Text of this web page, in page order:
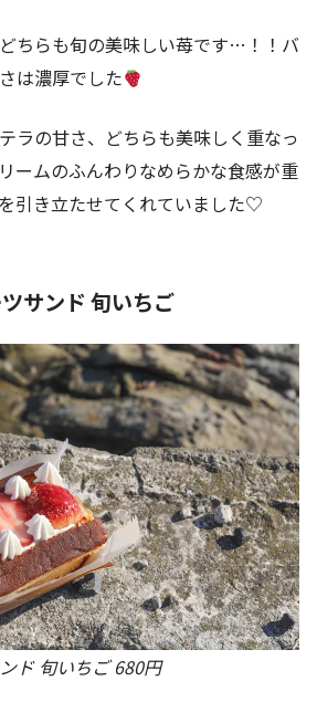
ちらも旬の美味しい苺です…！！バ
は濃厚でした
ラの甘さ、どちらも美味しく重なっ
ームのふんわりなめらかな食感が重
引き立たせてくれていました♡
サンド 旬いちご
ド 旬いちご 680円